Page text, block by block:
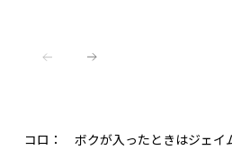
コロ： ボクが入ったときはジェイ